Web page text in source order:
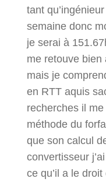
tant
semaine donc
je serai à
me retouve bien
mais je
en RTT aquis
recherches il
méthode du
que son calcul
convertisseur
ce qu’il a le